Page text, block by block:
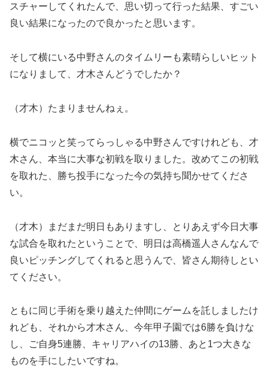
スチャーしてくれたんで、思い切って行った結果、すごい
良い結果になったので良かったと思います。
そして横にいる中野さんのタイムリーも素晴らしいヒット
になりまして、才木さんどうでしたか？
（才木）たまりませんねぇ。
横でニコッと笑ってらっしゃる中野さんですけれども、才
木さん、本当に大事な初戦を取りました。改めてこの初戦
を取れた、勝ち投手になった今の気持ち聞かせてくださ
い。
（才木）まだまだ明日もありますし、とりあえず今日大事
な試合を取れたということで、明日は高橋遥人さんなんで
良いピッチングしてくれると思うんで、皆さん期待しとい
てください。
ともに同じ手術を乗り越えた仲間にゲームを託しましたけ
れども、それから才木さん、今年甲子園では6勝を負けな
し、ご自身5連勝、キャリアハイの13勝、あと1つ大きな
ものを手にしたいですね。